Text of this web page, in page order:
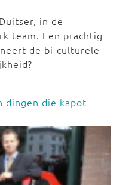
in de
team. Een prachtig
de bi-culturele
dingen die kapot